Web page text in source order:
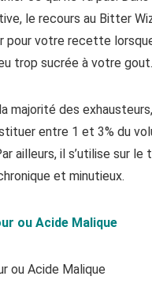
le recours au Bitter
pour votre recette
trop sucrée à votre gout.
majorité des
entre 1 et 3% du
ailleurs, il s’utilise sur le
et minutieux.
ou Acide Malique